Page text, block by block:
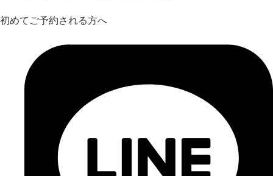
初めてご予約される方へ